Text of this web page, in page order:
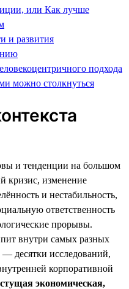
или Как лучше
и развития
подхода
можно столкнуться
и тенденции на большом
кризис, изменение
и нестабильность,
ответственность
прорывы.
внутри самых разных
десятки исследований,
корпоративной
экономическая,